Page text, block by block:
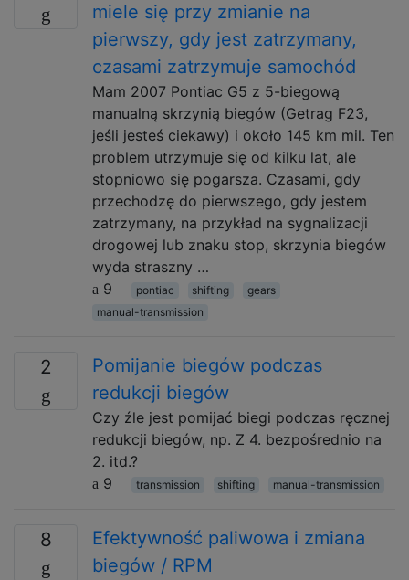
miele się przy zmianie na
pierwszy, gdy jest zatrzymany,
czasami zatrzymuje samochód
Mam 2007 Pontiac G5 z 5-biegową
manualną skrzynią biegów (Getrag F23,
jeśli jesteś ciekawy) i około 145 km mil. Ten
problem utrzymuje się od kilku lat, ale
stopniowo się pogarsza. Czasami, gdy
przechodzę do pierwszego, gdy jestem
zatrzymany, na przykład na sygnalizacji
drogowej lub znaku stop, skrzynia biegów
wyda straszny …
9
pontiac shifting
gears
manual-transmission
2
Pomijanie biegów podczas
redukcji biegów
Czy źle jest pomijać biegi podczas ręcznej
redukcji biegów, np. Z 4. bezpośrednio na
2. itd.?
9
transmission shifting manual-transmission
8
Efektywność paliwowa i zmiana
biegów / RPM